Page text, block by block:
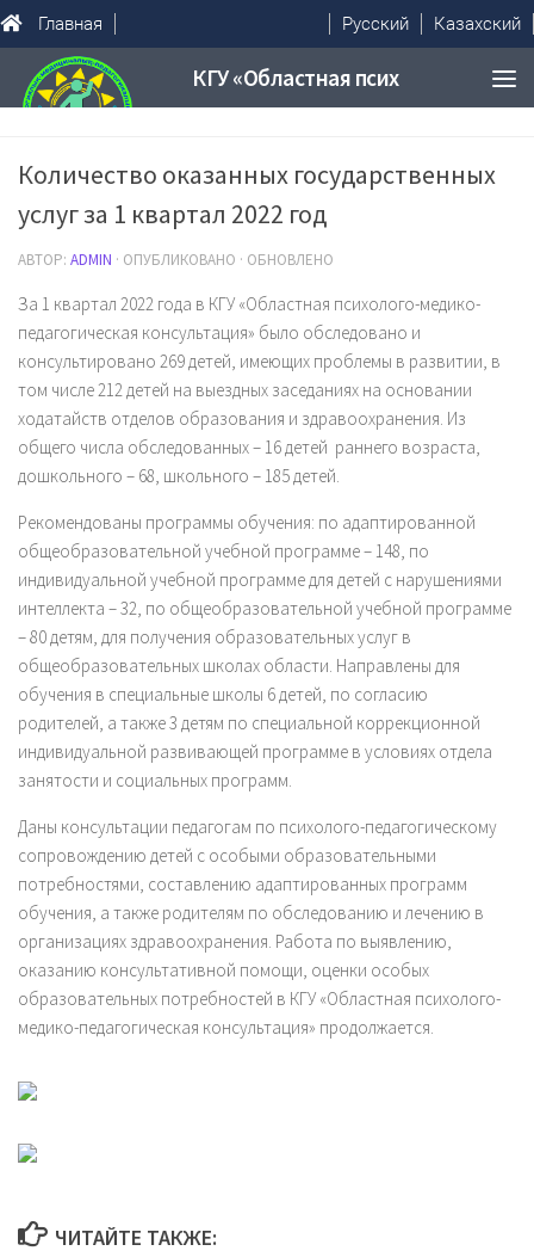
Главная Русский Казахский
Количество оказанных государственных
услуг за 1 квартал 2022 год
АВТОР: ADMIN · ОПУБЛИКОВАНО · ОБНОВЛЕНО
За 1 квартал 2022 года в КГУ «Областная психолого-медико-
педагогическая консультация» было обследовано и
консультировано 269 детей, имеющих проблемы в развитии, в
том числе 212 детей на выездных заседаниях на основании
ходатайств отделов образования и здравоохранения. Из
общего числа обследованных – 16 детей раннего возраста,
дошкольного – 68, школьного – 185 детей.
Рекомендованы программы обучения: по адаптированной
общеобразовательной учебной программе – 148, по
индивидуальной учебной программе для детей с нарушениями
интеллекта – 32, по общеобразовательной учебной программе
– 80 детям, для получения образовательных услуг в
общеобразовательных школах области. Направлены для
обучения в специальные школы 6 детей, по согласию
родителей, а также 3 детям по специальной коррекционной
индивидуальной развивающей программе в условиях отдела
занятости и социальных программ.
Даны консультации педагогам по психолого-педагогическому
сопровождению детей с особыми образовательными
потребностями, составлению адаптированных программ
обучения, а также родителям по обследованию и лечению в
организациях здравоохранения. Работа по выявлению,
оказанию консультативной помощи, оценки особых
образовательных потребностей в КГУ «Областная психолого-
медико-педагогическая консультация» продолжается.
ЧИТАЙТЕ ТАКЖЕ: